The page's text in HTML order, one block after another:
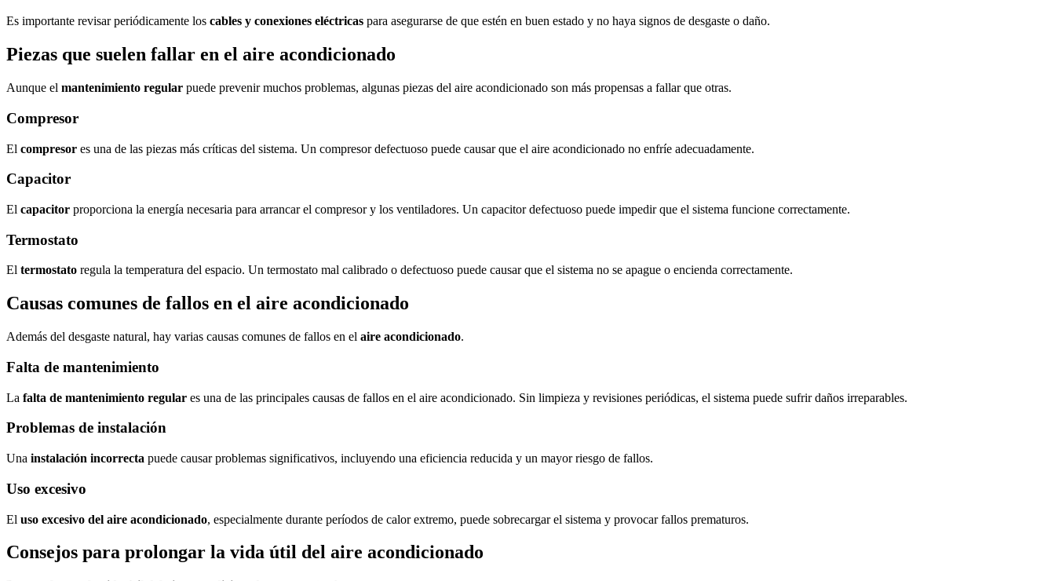
Es importante revisar periódicamente los cables y conexiones eléctricas para asegurarse de que estén en buen estado y no haya signos de desgaste o daño.
Piezas que suelen fallar en el aire acondicionado
Aunque el mantenimiento regular puede prevenir muchos problemas, algunas piezas del aire acondicionado son más propensas a fallar que otras.
Compresor
El compresor es una de las piezas más críticas del sistema. Un compresor defectuoso puede causar que el aire acondicionado no enfríe adecuadamente.
Capacitor
El capacitor proporciona la energía necesaria para arrancar el compresor y los ventiladores. Un capacitor defectuoso puede impedir que el sistema funcione correctamente.
Termostato
El termostato regula la temperatura del espacio. Un termostato mal calibrado o defectuoso puede causar que el sistema no se apague o encienda correctamente.
Causas comunes de fallos en el aire acondicionado
Además del desgaste natural, hay varias causas comunes de fallos en el aire acondicionado.
Falta de mantenimiento
La falta de mantenimiento regular es una de las principales causas de fallos en el aire acondicionado. Sin limpieza y revisiones periódicas, el sistema puede sufrir daños irreparables.
Problemas de instalación
Una instalación incorrecta puede causar problemas significativos, incluyendo una eficiencia reducida y un mayor riesgo de fallos.
Uso excesivo
El uso excesivo del aire acondicionado, especialmente durante períodos de calor extremo, puede sobrecargar el sistema y provocar fallos prematuros.
Consejos para prolongar la vida útil del aire acondicionado